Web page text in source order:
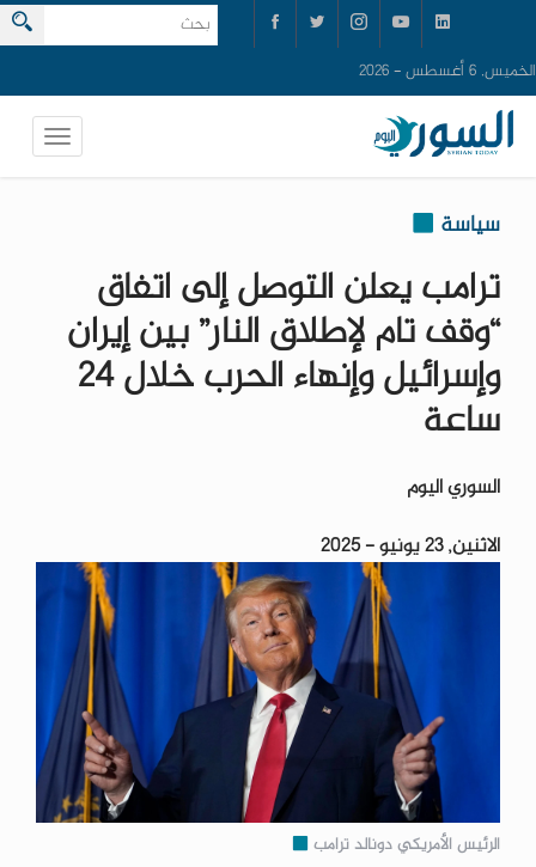
الخميس, 6 أغسطس - 2026
سياسة
ترامب يعلن التوصل إلى اتفاق
“وقف تام لإطلاق النار” بين إيران
وإسرائيل وإنهاء الحرب خلال 24
ساعة
السوري اليوم
الاثنين, 23 يونيو - 2025
الرئيس الأمريكي دونالد ترامب